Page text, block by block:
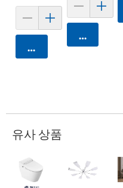
카트에 담기
카트에 담기
유사 상품